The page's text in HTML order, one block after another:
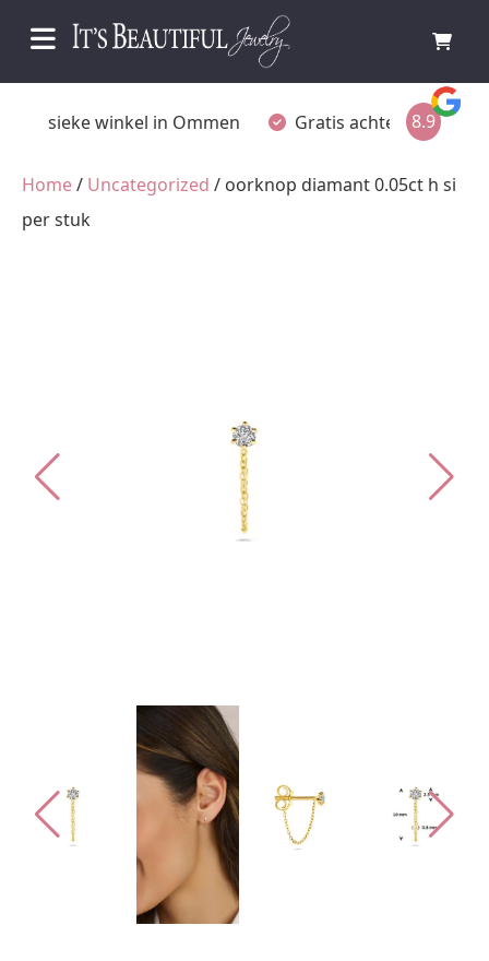
Fysieke winkel in Ommen Gratis achteraf betalen
8.9
Home/ Uncategorized / oorknop diamant 0.05ct h si
per stuk